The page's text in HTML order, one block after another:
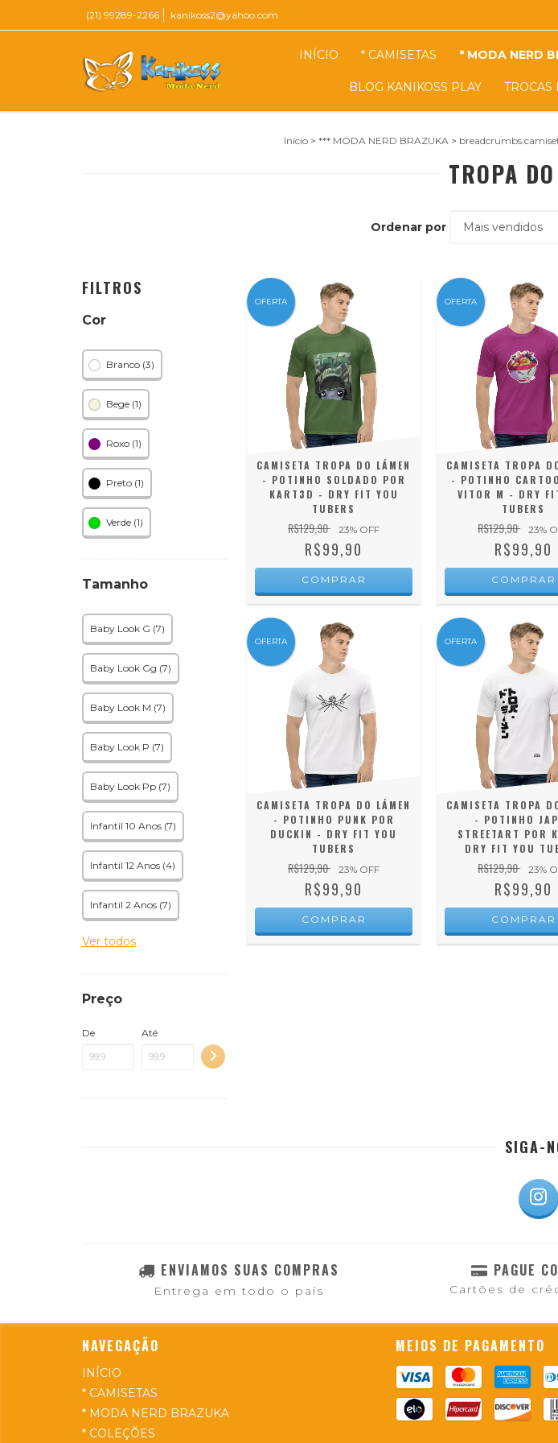
(21) 99289-2266 kanikoss2@yahoo.com
INÍCIO * CAMISETAS * MODA NERD
BLOG KANIKOSS PLAY TROCAS
Início > *** MODA NERD BRAZUKA >
TROPA
Ordenar por
FILTROS
Cor
Branco (3)
Bege (1)
Roxo (1)
Preto (1)
Verde (1)
Tamanho
Baby Look G (7)
Baby Look Gg (7)
Baby Look M (7)
Baby Look P (7)
Baby Look Pp (7)
Infantil 10 Anos (7)
Infantil 12 Anos (4)
Infantil 2 Anos (7)
Ver todos
Preço
De Até
OFERTA
CAMISETA TROPA DO LÁMEN
- POTINHO SOLDADO POR
KART3D - DRY FIT YOU
TUBERS
R$129,90 23% OFF
R$99,90
COMPRAR
OFERTA
CAMISETA TROPA
- POTINHO
VITOR M - DRY
TUBERS
R$129,90 23%
R$99,90
COMPRAR
OFERTA
CAMISETA TROPA DO LÁMEN
- POTINHO PUNK POR
DUCKIN - DRY FIT YOU
TUBERS
R$129,90 23% OFF
R$99,90
COMPRAR
OFERTA
CAMISETA TROPA
- POTINHO
STREETART POR
DRY FIT YOU
R$129,90 23%
R$99,90
COMPRAR
SIGA-
ENVIAMOS SUAS COMPRAS
Entrega em todo o país
PAGUE
Cartões de
NAVEGAÇÃO
INÍCIO
* CAMISETAS
* MODA NERD BRAZUKA
* COLEÇÕES
MEIOS DE PAGAMENTO